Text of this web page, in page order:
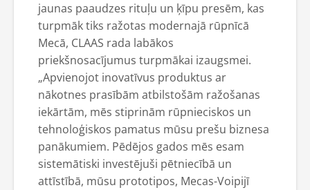
jaunas paaudzes rituļu un ķīpu presēm, kas
turpmāk tiks ražotas modernajā rūpnīcā
Mecā, CLAAS rada labākos
priekšnosacījumus turpmākai izaugsmei.
„Apvienojot inovatīvus produktus ar
nākotnes prasībām atbilstošām ražošanas
iekārtām, mēs stiprinām rūpnieciskos un
tehnoloģiskos pamatus mūsu prešu biznesa
panākumiem. Pēdējos gados mēs esam
sistemātiski investējuši pētniecībā un
attīstībā, mūsu prototipos, Mecas-Voipijī